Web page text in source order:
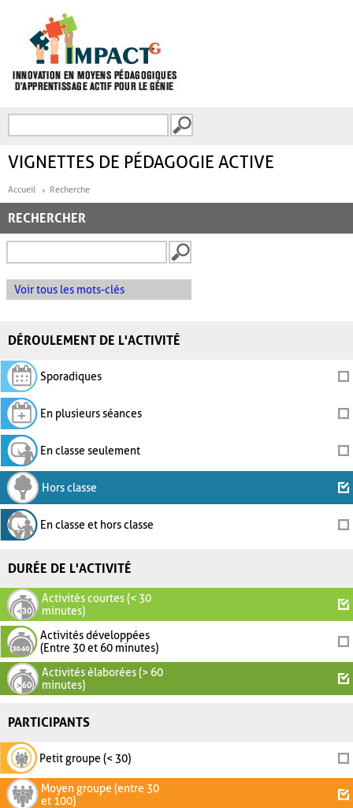
FORMULAIRE DE
VIGNETTES DE PÉDAGOGIE ACTIVE
Accueil Recherche
RECHERCHER
Voir tous les mots-clés
DÉROULEMENT DE L'ACTIVITÉ
Sporadiques
En plusieurs séances
En classe seulement
Hors classe
En classe et hors classe
DURÉE DE L'ACTIVITÉ
Activités courtes (< 30
minutes)
Activités développées
(Entre 30 et 60 minutes)
Activités élaborées (> 60
minutes)
PARTICIPANTS
Petit groupe (< 30)
Moyen groupe (entre 30
et 100)